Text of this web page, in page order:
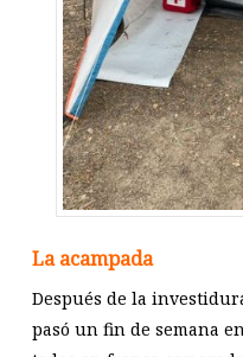
La acampada
Después de la
pasó un fin de semana